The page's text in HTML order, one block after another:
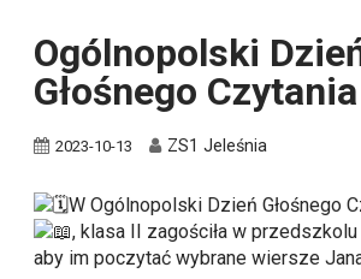
Ogólnopolski
Głośnego Czytania
2023-10-13 ZS1 Jeleśnia
W Ogólnopolski Dzień Głośnego
, klasa II zagościła w
aby im poczytać wybrane wiersze